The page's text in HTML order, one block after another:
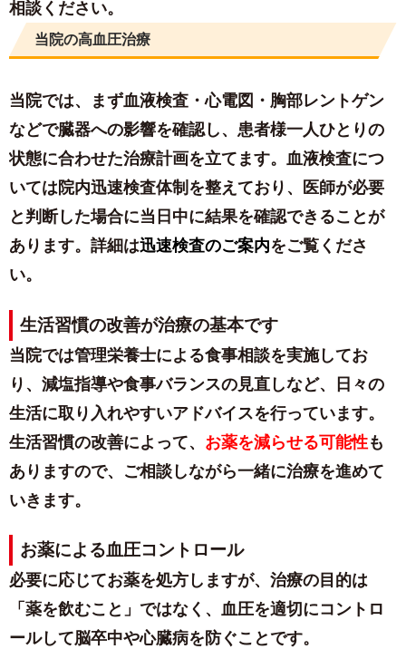
相談ください。
当院の高血圧治療
当院では、まず血液検査・心電図・胸部レントゲン
などで臓器への影響を確認し、患者様一人ひとりの
状態に合わせた治療計画を立てます。血液検査につ
いては院内迅速検査体制を整えており、医師が必要
と判断した場合に当日中に結果を確認できることが
あります。詳細は迅速検査のご案内をご覧くださ
い。
生活習慣の改善が治療の基本です
当院では管理栄養士による食事相談を実施してお
り、減塩指導や食事バランスの見直しなど、日々の
生活に取り入れやすいアドバイスを行っています。
生活習慣の改善によって、 お薬を減らせる可能性も
ありますので、ご相談しながら一緒に治療を進めて
いきます。
お薬による血圧コントロール
必要に応じてお薬を処方しますが、治療の目的は
「薬を飲むこと」ではなく、 血圧を適切にコントロ
ールして脳卒中や心臓病を防ぐこと です。